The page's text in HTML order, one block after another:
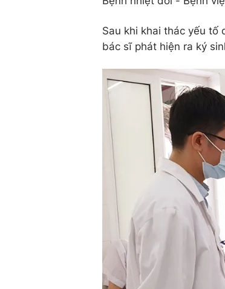
Sau khi khai thác yếu tố
bác sĩ phát hiện ra ký